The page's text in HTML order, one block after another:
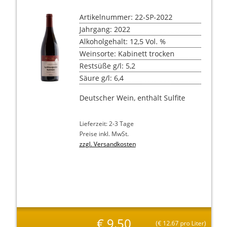
Artikelnummer: 22-SP-2022
Jahrgang: 2022
Alkoholgehalt: 12,5 Vol. %
Weinsorte: Kabinett trocken
Restsüße g/l: 5,2
Säure g/l: 6,4
Deutscher Wein, enthält Sulfite
Lieferzeit: 2-3 Tage
Preise inkl. MwSt.
zzgl. Versandkosten
€9.50 (€ 12.67 pro Liter)